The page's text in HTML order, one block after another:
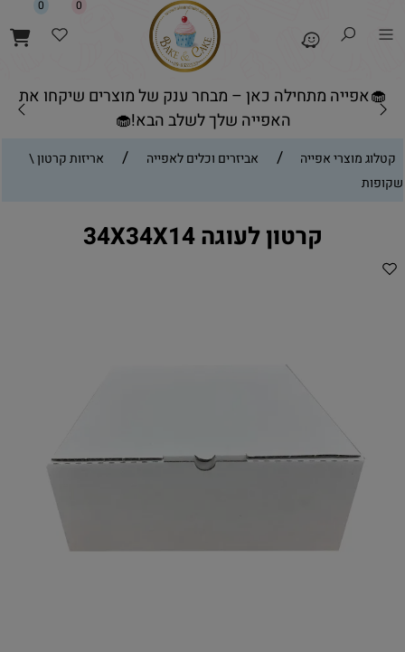
🧁אפייה מתחילה כאן – מבחר ענק של מוצרים שיקחו את
האפייה שלך לשלב הבא!🧁
0 0
קטלוג מוצרי אפייה / אביזרים וכלים לאפייה /
אריזות קרטון \
שקופות
קרטון לעוגה 34X34X14